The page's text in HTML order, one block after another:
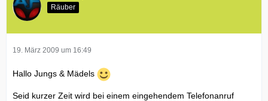
Räuber
19. März 2009 um 16:49
Hallo Jungs & Mädels
Seid kurzer Zeit wird bei einem eingehendem Telefonanruf